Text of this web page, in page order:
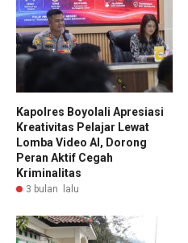
Kapolres Boyolali Apresiasi
Kreativitas Pelajar Lewat
Lomba Video AI, Dorong
Peran Aktif Cegah
Kriminalitas
3 bulan lalu